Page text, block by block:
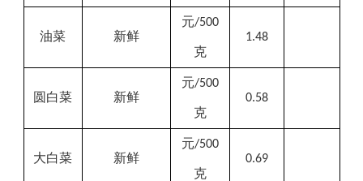
油菜 新鲜
元/500
克
1.48
圆白菜 新鲜
元/500
克
0.58
大白菜 新鲜
元/500
克
0.69